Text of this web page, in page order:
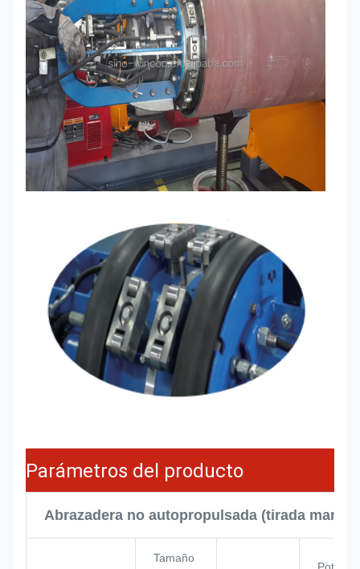
Parámetros del producto
Abrazadera no autopropulsada (tirada
Tamaño